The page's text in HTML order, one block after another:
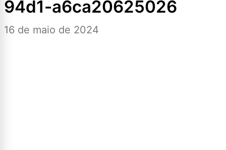
94d1-a6ca20625026
16 de maio de 2024